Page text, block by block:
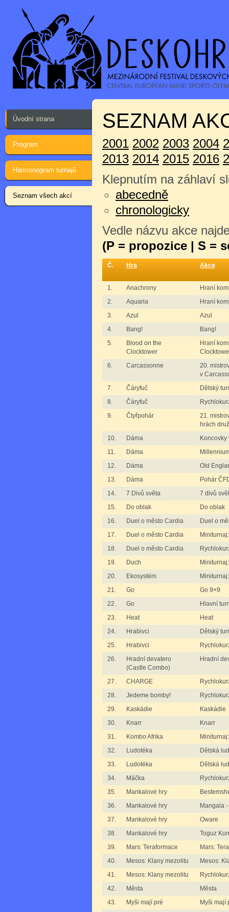
Úvodní strana
Program
Harmonogram turnajů
Seznam všech akcí
SEZNAM
2001 2002 2003 2004
2013 2014 2015 2016
Klepnutím na záhlaví
abecedně
chronologicky
Vedle názvu akce
(P = propozice | S =
Č. Hra Akce
1. Anachrony
Hraní
2.
Aquaria
Hraní
3.
Azul
Azul
4.
Bang!
Bang!
5.
Blood on the
Clocktower
Hraní
6.
Carcassonne
20.
v
7.
Čáryfuč
Dětský
8.
Čáryfuč
9.
Čtyřpohár
21.
hrách
10.
Dáma
Koncovky
11.
Dáma
12.
Dáma
Old
13.
Dáma
Pohár
14.
7 Divů světa
7 divů
15.
Do oblak
Do oblak
16.
Duel o město Cardia
Duel o
17.
Duel o město Cardia
18.
Duel o město Cardia
19.
Duch
20.
Ekosystém
21.
Go
Go 9×9
22.
Go
Hlavní
23.
Heat
Heat
24.
Hrabivci
Dětský
25.
Hrabivci
26.
Hradní devatero
(Castle Combo)
Hradní
27. CHARGE
28.
Jedeme bomby!
29.
Kaskádie
Kaskádie
30.
Knarr
Knarr
31.
Kombo Afrika
32.
Ludotéka
Dětská
33.
Ludotéka
Dětská
34.
Máčka
35.
Mankalové hry
36.
Mankalové hry
Mangala
37.
Mankalové hry
Oware
38.
Mankalové hry
Toguz
39.
Mars: Teraformace
Mars:
40.
Mesos: Klany mezolitu
Mesos:
41.
Mesos: Klany mezolitu
42.
Města
Města
43.
Myši mají pré
Myši mají